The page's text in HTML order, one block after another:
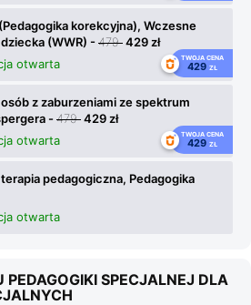
korekcyjna), Wczesne
(WWR) -479429 zł
otwarta TWOJA CENA
429 ZŁ
z zaburzeniami ze spektrum
-479429 zł
otwarta TWOJA CENA
429 ZŁ
pedagogiczna, Pedagogika
otwarta
SPECJALNEJ DLA